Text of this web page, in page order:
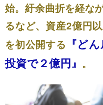
始。紆余曲折を経な
るなど、資産2億円
を初公開する 『ど
投資で２億円』 。